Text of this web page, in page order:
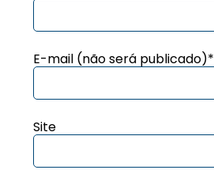
E-mail (não será publicado)*
Site